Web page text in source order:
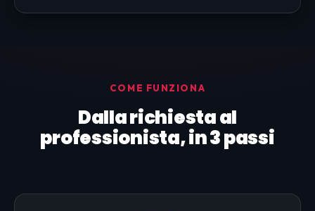
COME FUNZIONA
Dalla richiesta al
professionista, in 3 passi